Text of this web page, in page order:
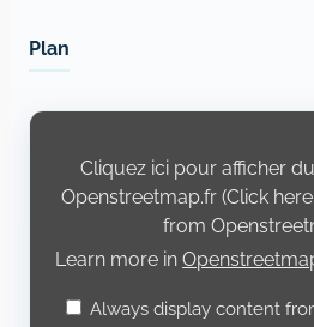
Plan
Display
Openstreetmap.fr
Cliquez ici pour afficher
Openstreetmap.fr (Click
from
Learn more in
Always display content